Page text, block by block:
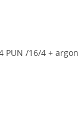
/16/4 +